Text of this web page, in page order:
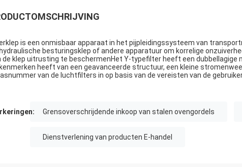
is een onmisbaar apparaat in het pijpleidingssysteem van
besturingsklep of andere apparatuur om korrelige
de klep uitrusting te beschermenHet Y-typefilter heeft een
heeft van een geavanceerde structuur, een kleine
van de luchtfilters in op basis van de vereisten van de
Grensoverschrijdende inkoop van stalen ovengordels
Dienstverlening van producten E-handel